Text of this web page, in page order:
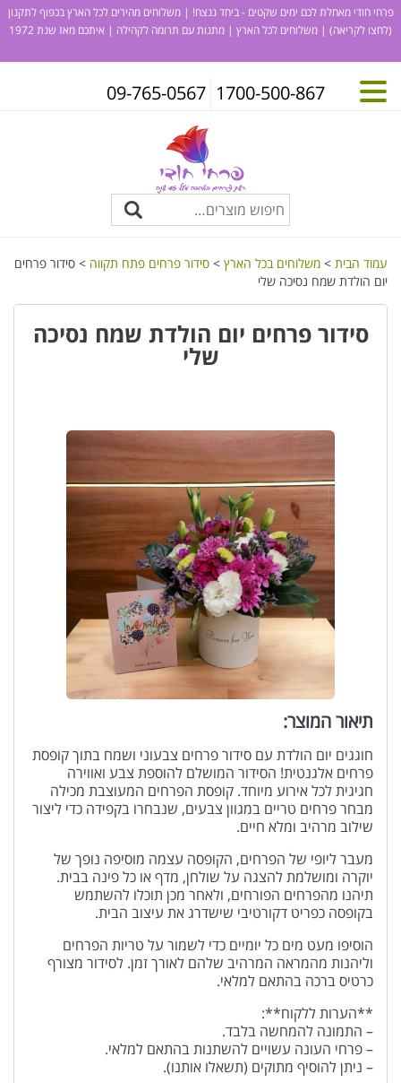
פרחי חודי מאחלת לכם ימים שקטים - ביחד ננצח! | משלוחים מהירים לכל הארץ בכפוף לתקנון
(לחצו לקריאה) | משלוחים לכל הארץ | מתנות עם תרומה לקהילה | איתכם מאז שנת 1972
1700-500-867
09-765-0567
עמוד הבית > משלוחים בכל הארץ > סידור פרחים פתח תקווה > סידור פרחים
יום הולדת שמח נסיכה שלי
סידור פרחים יום הולדת שמח נסיכה
שלי
תיאור המוצר:
חוגגים יום הולדת עם סידור פרחים צבעוני ושמח בתוך קופסת
פרחים אלגנטית! הסידור המושלם להוספת צבע ואווירה
חגיגית לכל אירוע מיוחד. קופסת הפרחים המעוצבת מכילה
מבחר פרחים טריים במגוון צבעים, שנבחרו בקפידה כדי ליצור
שילוב מרהיב ומלא חיים.
מעבר ליופי של הפרחים, הקופסה עצמה מוסיפה נופך של
יוקרה ומושלמת להצגה על שולחן, מדף או כל פינה בבית.
תיהנו מהפרחים הפורחים, ולאחר מכן תוכלו להשתמש
בקופסה כפריט דקורטיבי שישדרג את עיצוב הבית.
הוסיפו מעט מים כל יומיים כדי לשמור על טריות הפרחים
וליהנות מהמראה המרהיב שלהם לאורך זמן. לסידור מצורף
כרטיס ברכה בהתאם למלאי.
**הערות ללקוח**:
– התמונה להמחשה בלבד.
– פרחי העונה עשויים להשתנות בהתאם למלאי.
– ניתן להוסיף מתוקים (תשאלו אותנו).